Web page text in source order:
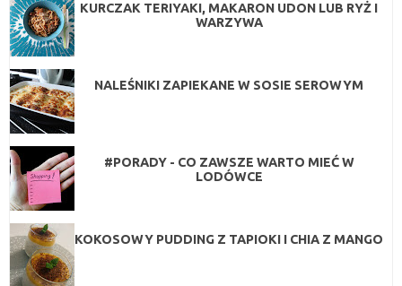
KURCZAK TERIYAKI, MAKARON UDON LUB RYŻ I
WARZYWA
NALEŚNIKI ZAPIEKANE W SOSIE SEROWYM
#PORADY - CO ZAWSZE WARTO MIEĆ W
LODÓWCE
KOKOSOWY PUDDING Z TAPIOKI I CHIA Z MANGO